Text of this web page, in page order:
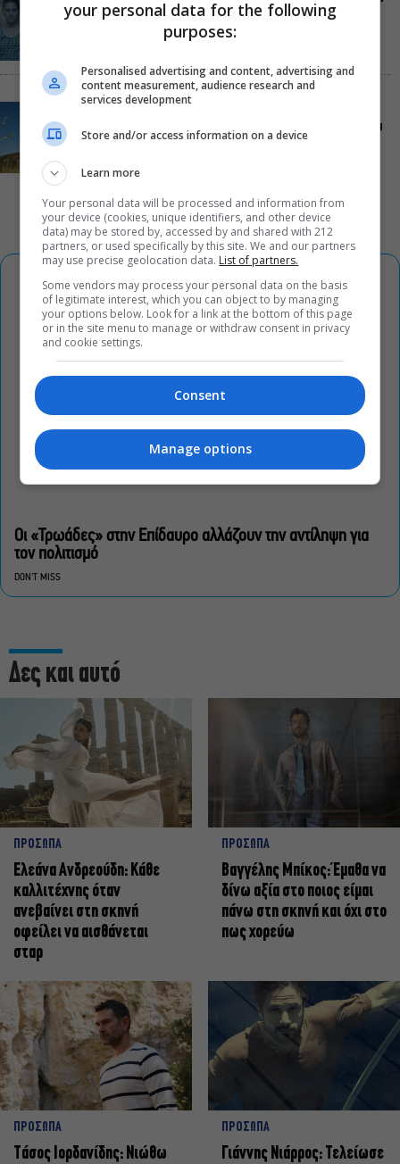
νέα ταινία του Αλέξη Αλεξίου
«Δυο μαύρα πουκάμισα»: Το πρώτο trailer της
νέας, πολυαναμενόμενης δραματικής σειράς του
MEGA
Οι «Τρωάδες» στην Επίδαυρο αλλάζουν την αντίληψη για
τον πολιτισμό
DON'T MISS
Δες και αυτό
ΠΡΟΣΩΠΑ
Ελεάνα Ανδρεούδη: Κάθε
καλλιτέχνης όταν
ανεβαίνει στη σκηνή
οφείλει να αισθάνεται
σταρ
ΠΡΟΣΩΠΑ
Βαγγέλης Μπίκος: Έμαθα να
δίνω αξία στο ποιος είμαι
πάνω στη σκηνή και όχι στο
πως χορεύω
ΠΡΟΣΩΠΑ
Tάσος Ιορδανίδης: Νιώθω
ΠΡΟΣΩΠΑ
Γιάννης Νιάρρος: Τελείωσε
your personal data for the following
purposes:
Personalised advertising and content, advertising and
content measurement, audience research and
services development
Store and/or access information on a device
Learn more
Your personal data will be processed and information from
your device (cookies, unique identifiers, and other device
data) may be stored by, accessed by and shared with 212
partners, or used specifically by this site. We and our partners
may use precise geolocation data. List of partners.
Some vendors may process your personal data on the basis
of legitimate interest, which you can object to by managing
your options below. Look for a link at the bottom of this page
or in the site menu to manage or withdraw consent in privacy
and cookie settings.
Consent
Manage options